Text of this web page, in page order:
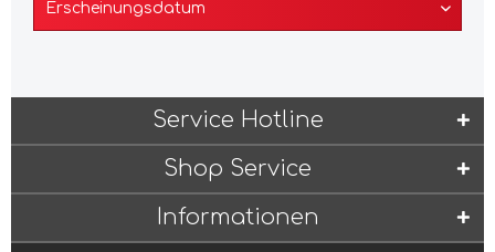
Service Hotline
Shop Service
Informationen